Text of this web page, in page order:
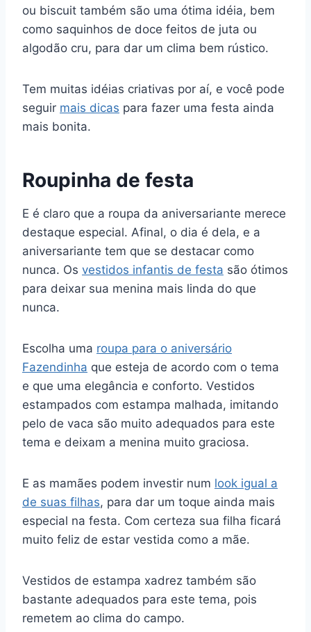
ou biscuit também são uma ótima idéia, bem
como saquinhos de doce feitos de juta ou
algodão cru, para dar um clima bem rústico.
Tem muitas idéias criativas por aí, e você pode
seguir mais dicas para fazer uma festa ainda
mais bonita.
Roupinha de festa
E é claro que a roupa da aniversariante merece
destaque especial. Afinal, o dia é dela, e a
aniversariante tem que se destacar como
nunca. Os vestidos infantis de festa são ótimos
para deixar sua menina mais linda do que
nunca.
Escolha uma roupa para o aniversário
Fazendinha que esteja de acordo com o tema
e que uma elegância e conforto. Vestidos
estampados com estampa malhada, imitando
pelo de vaca são muito adequados para este
tema e deixam a menina muito graciosa.
E as mamães podem investir num look igual a
de suas filhas, para dar um toque ainda mais
especial na festa. Com certeza sua filha ficará
muito feliz de estar vestida como a mãe.
Vestidos de estampa xadrez também são
bastante adequados para este tema, pois
remetem ao clima do campo.